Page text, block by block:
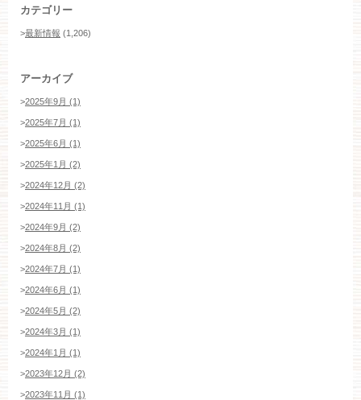
カテゴリー
>最新情報 (1,206)
アーカイブ
>2025年9月 (1)
>2025年7月 (1)
>2025年6月 (1)
>2025年1月 (2)
>2024年12月 (2)
>2024年11月 (1)
>2024年9月 (2)
>2024年8月 (2)
>2024年7月 (1)
>2024年6月 (1)
>2024年5月 (2)
>2024年3月 (1)
>2024年1月 (1)
>2023年12月 (2)
>2023年11月 (1)